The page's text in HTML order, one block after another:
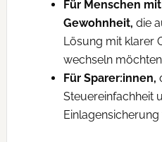
Für Menschen
Gewohnheit, die
Lösung mit klarer
wechseln
Für Sparer:innen,
Steuereinfachheit
Einlagensicherung